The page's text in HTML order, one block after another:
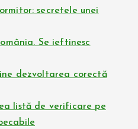
secretele unei
Se ieftinesc
dezvoltarea corectă
listă de verificare pe